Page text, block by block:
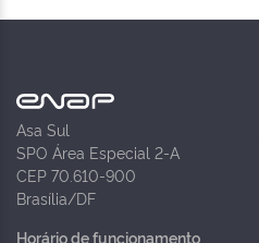
Asa Sul
SPO Área Especial 2-A
CEP 70.610-900
Brasília/DF
Horário de funcionamento